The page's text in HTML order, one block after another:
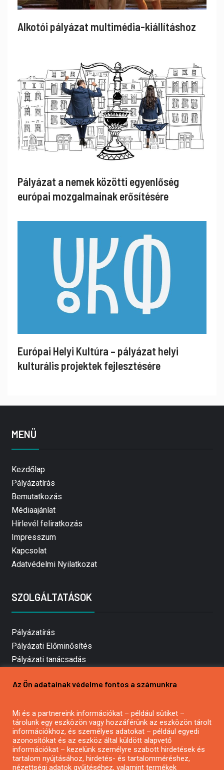
Alkotói pályázat multimédia-kiállításhoz
Pályázat a nemek közötti egyenlőség
európai mozgalmainak erősítésére
Európai Helyi Kultúra – pályázat helyi
kulturális projektek fejlesztésére
MENÜ
Kezdőlap
Pályázatírás
Bemutatkozás
Médiaajánlat
Hírlevél feliratkozás
Impresszum
Kapcsolat
Adatvédelmi Nyilatkozat
SZOLGÁLTATÁSOK
Pályázatírás
Pályázati Előminősítés
Pályázati tanácsadás
Mezőgazdasági pályázatírás
Pályázatírás civil szervezeteknek
Pályázatírás önkormányzatoknak
Pályázatfigyelés
Specifikus pályázatfigyelés vagy hírlevél
Az Ön adatainak védelme fontos a számunkra
Mi és a partnereink információkat – például sütiket –
tárolunk egy eszközön vagy hozzáférünk az eszközön tárolt
információkhoz, és személyes adatokat – például egyedi
azonosítókat és az eszköz által küldött alapvető
információkat – kezelünk személyre szabott hirdetések és
tartalom nyújtásához, hirdetés- és tartalomméréshez,
nézettségi adatok gyűjtéséhez, valamint termékek